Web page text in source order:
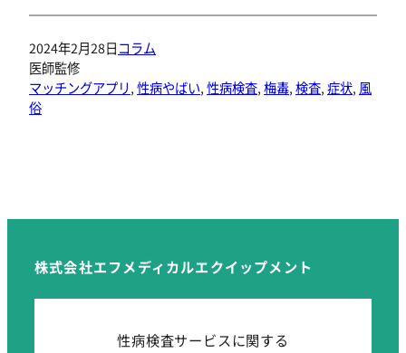
2024年2月28日コラム
医師監修
マッチングアプリ, 性病やばい, 性病検査, 梅毒, 検査, 症状, 風
俗
株式会社エフメディカルエクイップメント
性病検査サービスに関する